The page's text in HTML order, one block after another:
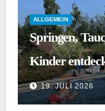
ALLGEMEIN
Springen,
Kinder
19. JULI 2026